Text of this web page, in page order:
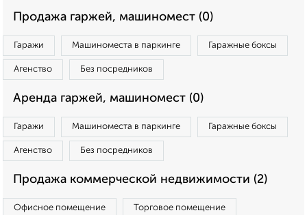
Продажа гаржей, машиномест (0)
Гаражи Машиноместа в паркинге Гаражные боксы
Агенство Без посредников
Аренда гаржей, машиномест (0)
Гаражи Машиноместа в паркинге Гаражные боксы
Агенство Без посредников
Продажа коммерческой недвижимости (2)
Офисное помещение Торговое помещение